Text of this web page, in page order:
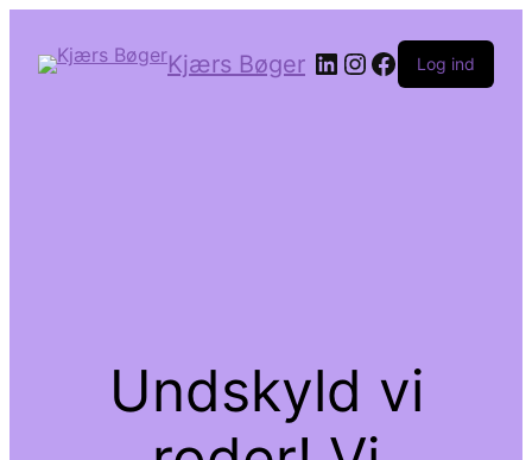
Kjærs Bøger LinkedIn
Instagram
Facebook
Log ind
Undskyld vi